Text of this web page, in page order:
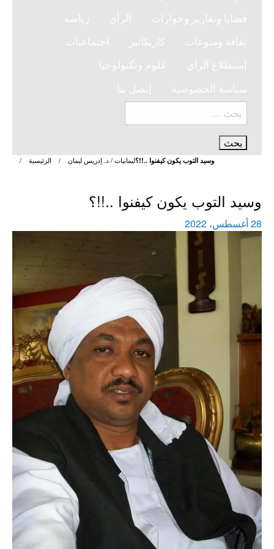
قضايا وتقارير وحوارات الرأي رياضة
ثقافة ومنوعات كاريكاتير اجتماعيات
إستطلاع الرأي علوم وتكنولوجيا
سياسة الخصوصية إتصل بنا
عن:
الرئيسية ليمانيات / د. إدريس ليمانوسيد التوب يكون كيفنوا ..!!؟
وسيد التوب يكون كيفنوا ..!!؟
نُشر
في
28 أغسطس، 2022